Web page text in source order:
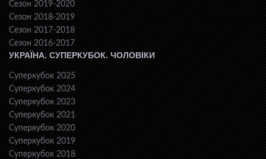
Сезон 2019-2020
Сезон 2018-2019
Сезон 2017-2018
Сезон 2016-2017
УКРАЇНА. СУПЕРКУБОК. ЧОЛОВІКИ
Суперкубок 2025
Суперкубок 2024
Суперкубок 2023
Суперкубок 2021
Суперкубок 2020
Суперкубок 2019
Суперкубок 2018